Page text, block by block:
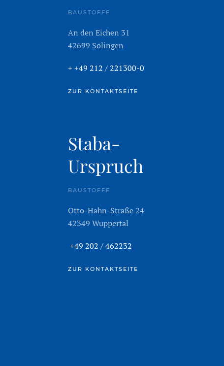
BAUSTOFFE
An den Eichen 31
42699 Solingen
+ +49 212 / 221300-0
ZUR KONTAKTSEITE
Staba-
Urspruch
BAUSTOFFE
Otto-Hahn-Straße 24
42349 Wuppertal
+49 202 / 462232
ZUR KONTAKTSEITE